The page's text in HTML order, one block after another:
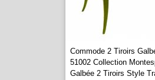
Commode 2 Tiroirs
51002 Collection
Galbée 2 Tiroirs Style